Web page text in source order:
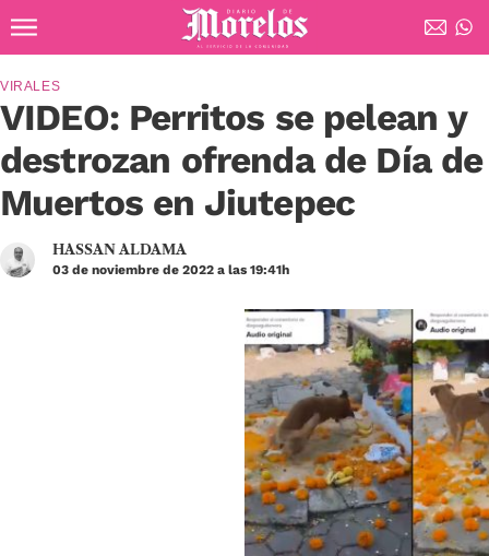
Diario de Morelos
VIDEO: Perritos se pelean y
destrozan ofrenda de Día de
Muertos en Jiutepec
VIRALES
HASSAN ALDAMA
03 de noviembre de 2022 a las 19:41h